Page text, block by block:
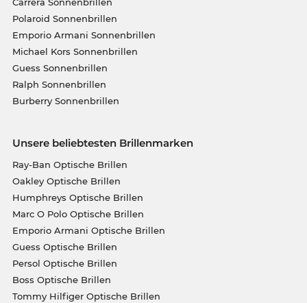
Carrera Sonnenbrillen
Polaroid Sonnenbrillen
Emporio Armani Sonnenbrillen
Michael Kors Sonnenbrillen
Guess Sonnenbrillen
Ralph Sonnenbrillen
Burberry Sonnenbrillen
Unsere beliebtesten Brillenmarken
Ray-Ban Optische Brillen
Oakley Optische Brillen
Humphreys Optische Brillen
Marc O Polo Optische Brillen
Emporio Armani Optische Brillen
Guess Optische Brillen
Persol Optische Brillen
Boss Optische Brillen
Tommy Hilfiger Optische Brillen